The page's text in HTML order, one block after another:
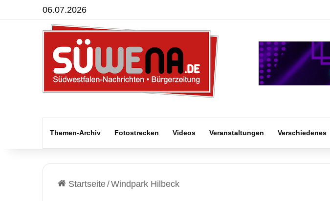
06.07.2026
Themen-Archiv Fotostrecken Videos Veranstaltungen Verschiedenes
Startseite/Windpark Hilbeck